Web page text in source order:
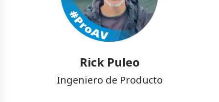
Rick Puleo
Ingeniero de Producto